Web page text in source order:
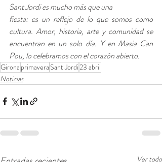
Sant Jordi es mucho más que una
fiesta: es un reflejo de lo que somos como
cultura. Amor, historia, arte y comunidad se
encuentran en un solo día. Y en Masia Can
Pou, lo celebramos con el corazón abierto.
Girona primavera Sant Jordi 23 abril
Noticias
Ver todo